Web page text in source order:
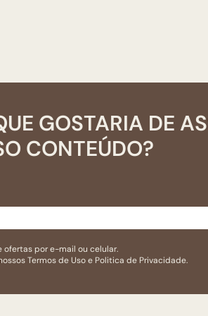
GOSTARIA DE
CONTEÚDO?
por e-mail ou celular.
Termos de Usoe Politica de Privacidade.